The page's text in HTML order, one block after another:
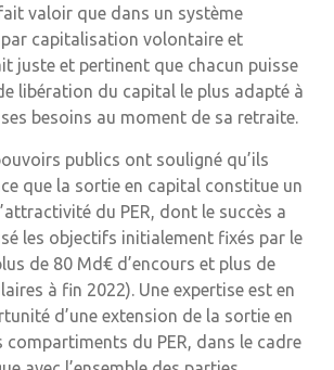
valoir que dans un système
capitalisation volontaire et
juste et pertinent que chacun puisse
libération du capital le plus adapté à
besoins au moment de sa retraite.
publics ont souligné qu’ils
que la sortie en capital constitue un
du PER, dont le succès a
les objectifs initialement fixés par le
de 80 Md€ d’encours et plus de
à fin 2022). Une expertise est en
d’une extension de la sortie en
compartiments du PER, dans le cadre